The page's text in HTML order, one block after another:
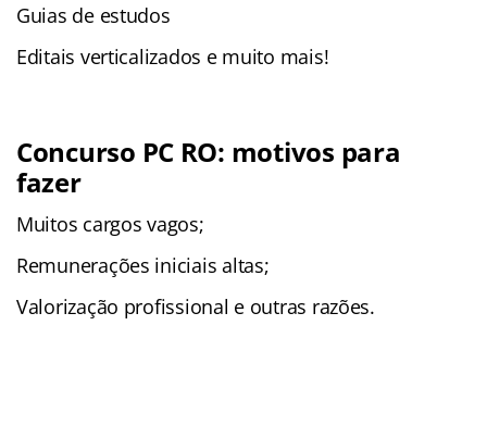
Guias de estudos
Editais verticalizados e muito mais!
Concurso PC RO: motivos para
fazer
Muitos cargos vagos;
Remunerações iniciais altas;
Valorização profissional e outras razões.